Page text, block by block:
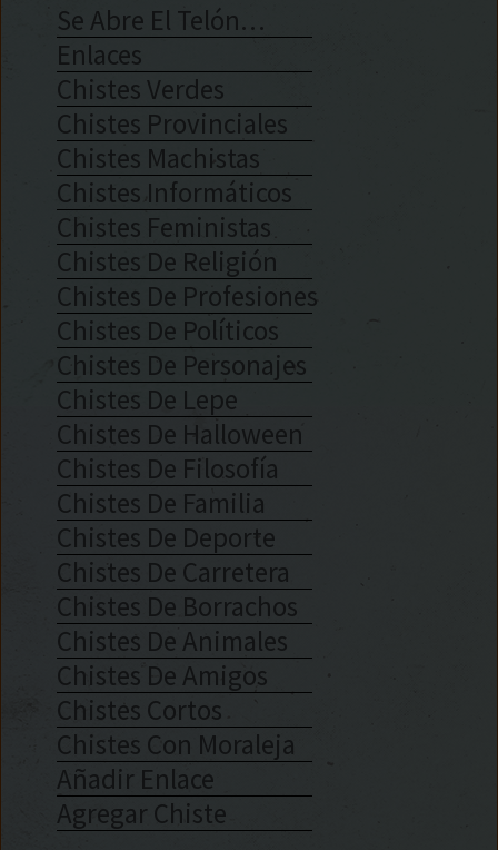
Se Abre El Telón…
Enlaces
Chistes Verdes
Chistes Provinciales
Chistes Machistas
Chistes Informáticos
Chistes Feministas
Chistes De Religión
Chistes De Profesiones
Chistes De Políticos
Chistes De Personajes
Chistes De Lepe
Chistes De Halloween
Chistes De Filosofía
Chistes De Familia
Chistes De Deporte
Chistes De Carretera
Chistes De Borrachos
Chistes De Animales
Chistes De Amigos
Chistes Cortos
Chistes Con Moraleja
Añadir Enlace
Agregar Chiste